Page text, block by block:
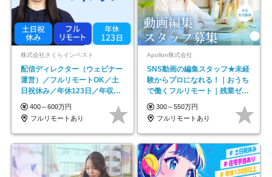
株式会社さくらインベスト
配信ディレクター（ウェビナー
運営）／フルリモートOK／土
日祝休み／年休123日／年収
600万円可
400～600万円
フルリモートあり
Apollon株式会社
SNS動画の編集スタッフ★未経
験からプロになれる！｜おうち
で働くフルリモート｜残業ゼロ
で18時退勤◎
300～550万円
フルリモートあり